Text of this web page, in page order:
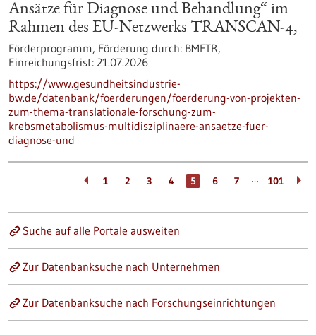
Ansätze für Diagnose und Behandlung“ im
Rahmen des EU-Netzwerks TRANSCAN-4,
Förderprogramm, Förderung durch: BMFTR,
Einreichungsfrist: 21.07.2026
https://www.gesundheitsindustrie-
bw.de/datenbank/foerderungen/foerderung-von-projekten-
zum-thema-translationale-forschung-zum-
krebsmetabolismus-multidisziplinaere-ansaetze-fuer-
diagnose-und
1 2 3 4 5 6 7 … 101
Suche auf alle Portale ausweiten
Zur Datenbanksuche nach Unternehmen
Zur Datenbanksuche nach Forschungseinrichtungen